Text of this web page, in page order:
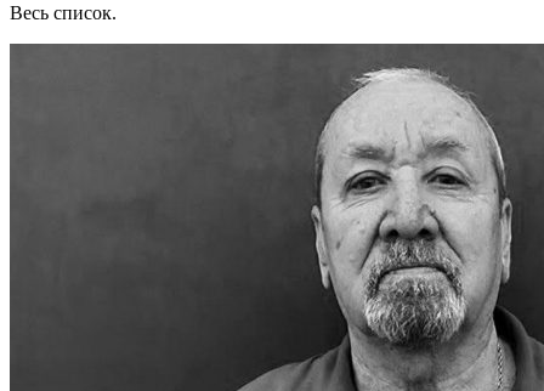
Весь список.